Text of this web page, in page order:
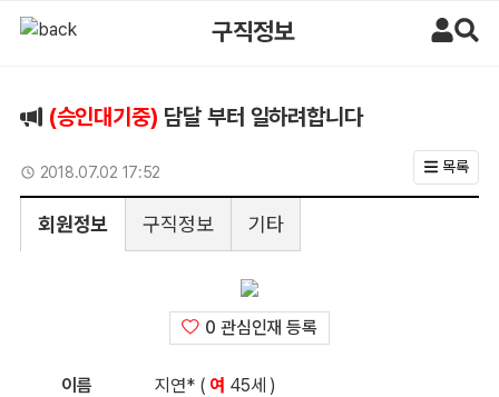
구직정보
(승인대기중) 담달 부터 일하려합니다
2018.07.02 17:52 목록
회원정보 구직정보 기타
0 관심인재 등록
이름 지연* ( 여 45세 )